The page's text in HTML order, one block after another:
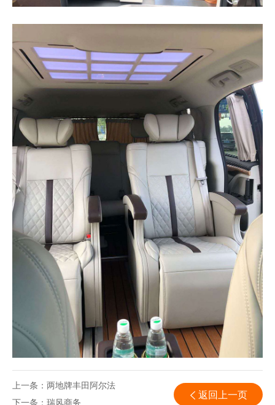
返回上一页
上一条： 两地牌丰田阿尔法
下一条： 瑞风商务